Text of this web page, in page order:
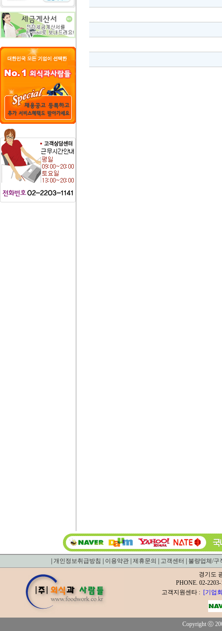
개인정보취급방침 이용약관 제휴문의 고객센터
불량업체/구
경기도
PHONE. 02-
고객지원센타 : [기업
Copyright ⓒ